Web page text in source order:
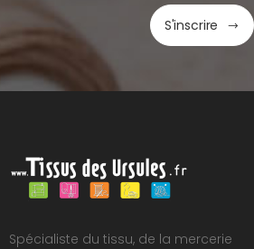
S'inscrire
Spécialiste du tissu, de la mercerie